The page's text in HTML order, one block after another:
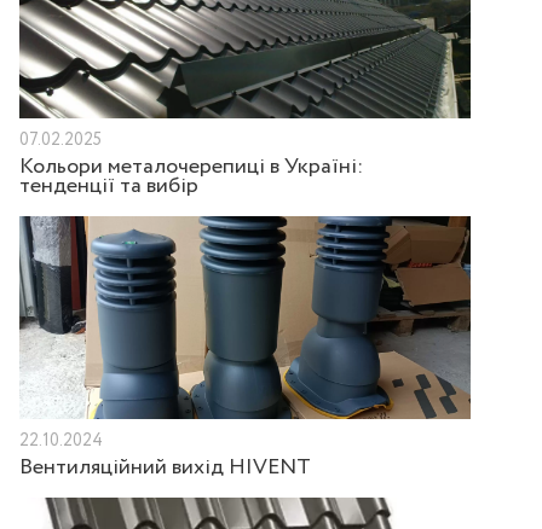
07.02.2025
Кольори металочерепиці в Україні:
тенденції та вибір
22.10.2024
Вентиляційний вихід HIVENT